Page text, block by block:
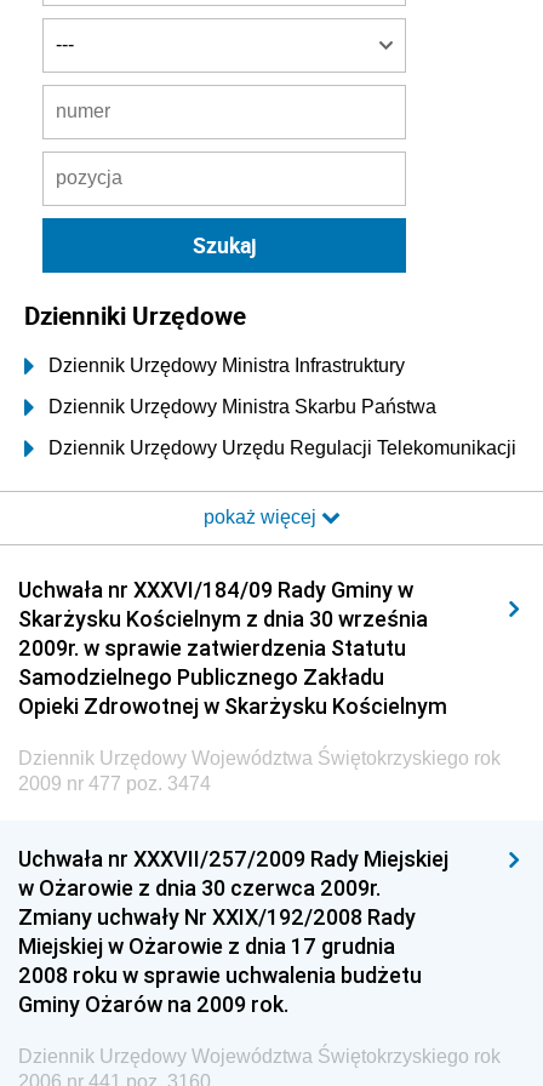
Dzienniki Urzędowe
Dziennik Urzędowy Ministra Infrastruktury
Dziennik Urzędowy Ministra Skarbu Państwa
Dziennik Urzędowy Urzędu Regulacji Telekomunikacji
Dziennik Urzędowy Ministra Transportu i Budownictwa
Elektronicznej
Dziennik Urzędowy Ministra Spraw Wewnętrznych i
Administracji
Dziennik Urzędowy Ministra Transportu
Dziennik Urzędowy Ministra Budownictwa
Dziennik Urzędowy Ministra Nauki i Szkolnictwa
Dziennik Urzędowy Głównego Urzędu Miar
Dziennik Urzędowy Ministra Rolnictwa i Rozwoju Wsi
Dziennik Urzędowy Ministra Edukacji Narodowej i
Sportu
Dziennik Urzędowy Ministra Edukacji i Nauki
Dziennik Urzędowy Ministra Edukacji Narodowej
pokaż więcej
Uchwała nr XXXVI/184/09 Rady Gminy w
Skarżysku Kościelnym z dnia 30 września
2009r. w sprawie zatwierdzenia Statutu
Samodzielnego Publicznego Zakładu
Opieki Zdrowotnej w Skarżysku Kościelnym
Dziennik Urzędowy Województwa Świętokrzyskiego rok
2009 nr 477 poz. 3474
Uchwała nr XXXVII/257/2009 Rady Miejskiej
w Ożarowie z dnia 30 czerwca 2009r.
Zmiany uchwały Nr XXIX/192/2008 Rady
Miejskiej w Ożarowie z dnia 17 grudnia
2008 roku w sprawie uchwalenia budżetu
Gminy Ożarów na 2009 rok.
Dziennik Urzędowy Województwa Świętokrzyskiego rok
2006 nr 441 poz. 3160